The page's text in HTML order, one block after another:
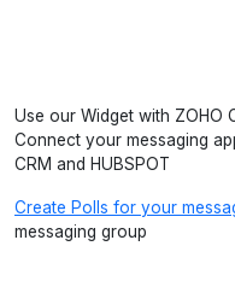
Use our Widget with ZOHO
Connect your messaging
CRM and HUBSPOT
Create Polls for your
messaging group